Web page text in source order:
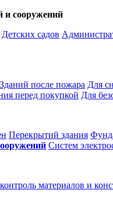
и сооружений
Детских садов
Зданий после пожара Для
перед покупкой Для
Перекрытий здания
Систем
материалов и